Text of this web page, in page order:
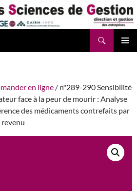
en ligne / n°289-290 Sensibilité
face à la peur de mourir : Analyse
des médicaments contrefaits par